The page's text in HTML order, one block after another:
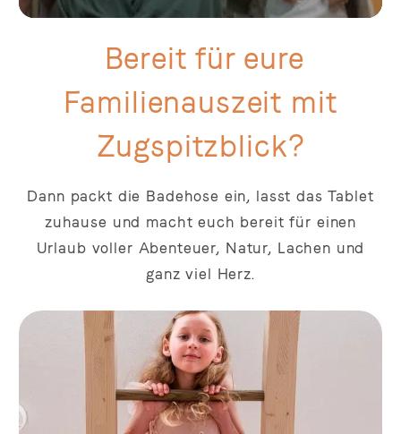
Bereit für eure
Familienauszeit mit
Zugspitzblick?
Dann packt die Badehose ein, lasst das Tablet
zuhause und macht euch bereit für einen
Urlaub voller Abenteuer, Natur, Lachen und
ganz viel Herz.